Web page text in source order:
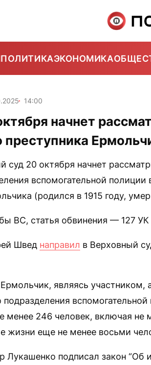
ПОЛИТИКАЭКОНОМИКА
14:00
начнет
суд 20 октября начнет
вспомогательной полиции
(родился в 1915 году,
ВС, статья обвинения — 127 УК
Швед направил в Верховный
являясь участником,
246 человек, включая не
жизни еще не менее восьми
Лукашенко подписал закон “Об